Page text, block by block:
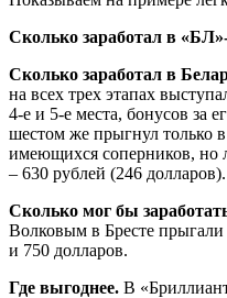
Сколько заработал в
Сколько заработал в
на всех трех этапах
4-е и 5-е места, бонусов за
шестом же прыгнул только
имеющихся соперников,
– 630 рублей (246 долларов).
Сколько мог бы
Волковым в Бресте
и 750 долларов.
Где выгоднее. В